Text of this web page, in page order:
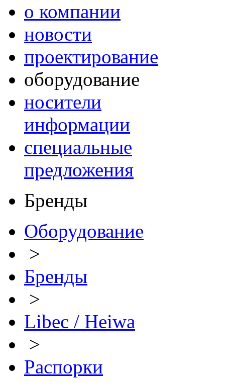
о компании
новости
проектирование
оборудование
носители
информации
специальные
предложения
Бренды
Оборудование
>
Бренды
>
Libec / Heiwa
>
Распорки